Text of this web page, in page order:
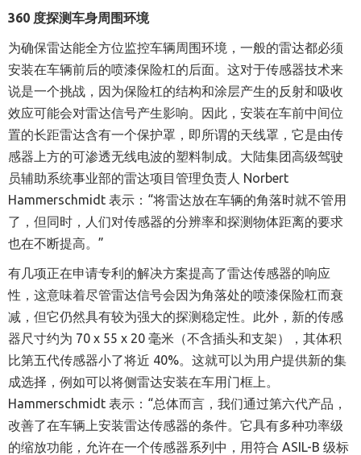
360 度探测车身周围环境
为确保雷达能全方位监控车辆周围环境，一般的雷达都必须
安装在车辆前后的喷漆保险杠的后面。这对于传感器技术来
说是一个挑战，因为保险杠的结构和涂层产生的反射和吸收
效应可能会对雷达信号产生影响。因此，安装在车前中间位
置的长距雷达含有一个保护罩，即所谓的天线罩，它是由传
感器上方的可渗透无线电波的塑料制成。大陆集团高级驾驶
员辅助系统事业部的雷达项目管理负责人 Norbert
Hammerschmidt 表示：“将雷达放在车辆的角落时就不管用
了，但同时，人们对传感器的分辨率和探测物体距离的要求
也在不断提高。”
有几项正在申请专利的解决方案提高了雷达传感器的响应
性，这意味着尽管雷达信号会因为角落处的喷漆保险杠而衰
减，但它仍然具有较为强大的探测稳定性。此外，新的传感
器尺寸约为 70 x 55 x 20 毫米（不含插头和支架），其体积
比第五代传感器小了将近 40%。这就可以为用户提供新的集
成选择，例如可以将侧雷达安装在车用门框上。
Hammerschmidt 表示：“总体而言，我们通过第六代产品，
改善了在车辆上安装雷达传感器的条件。它具有多种功率级
的缩放功能，允许在一个传感器系列中，用符合 ASIL-B 级标